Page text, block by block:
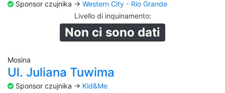
Sponsor czujnika -> Western City - Rio Grande
Livello di inquinamento:
Non ci sono dati
Mosina
Ul. Juliana Tuwima
Sponsor czujnika -> Kid&Me